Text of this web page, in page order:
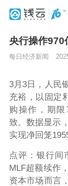
央行操作970
每日经济新闻
3月3日，人民
充裕，以固定
购操作，期
致。数据显示
实现净回笼
点评：银行间
MLF超额续作
资本市场而言